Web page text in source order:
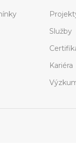
Služby
Kariéra